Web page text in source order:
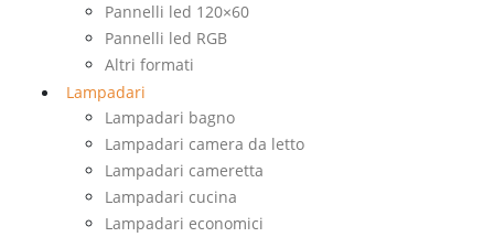
Pannelli led 120×60
Pannelli led RGB
Altri formati
Lampadari
Lampadari bagno
Lampadari camera da letto
Lampadari cameretta
Lampadari cucina
Lampadari economici